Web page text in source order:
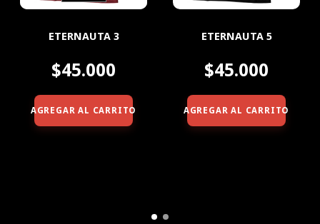
ETERNAUTA 3
$45.000
AGREGAR AL CARRITO
ETERNAUTA 5
$45.000
AGREGAR AL CARRITO